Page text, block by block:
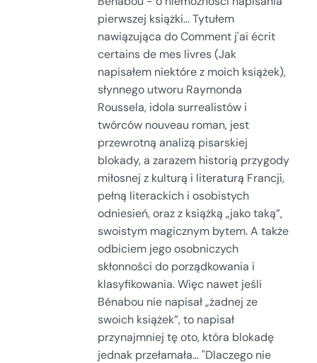
pierwszej książki... Tytułem
nawiązująca do Comment j'ai écrit
certains de mes livres (Jak
napisałem niektóre z moich książek),
słynnego utworu Raymonda
Roussela, idola surrealistów i
twórców nouveau roman, jest
przewrotną analizą pisarskiej
blokady, a zarazem historią przygody
miłosnej z kulturą i literaturą Francji,
pełną literackich i osobistych
odniesień, oraz z książką „jako taką”,
swoistym magicznym bytem. A także
odbiciem jego osobniczych
skłonności do porządkowania i
klasyfikowania. Więc nawet jeśli
Bénabou nie napisał „żadnej ze
swoich książek”, to napisał
przynajmniej tę oto, która blokadę
jednak przełamała… "Dlaczego nie